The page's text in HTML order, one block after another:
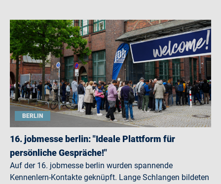
BERLIN
16. jobmesse berlin: "Ideale Plattform für
persönliche Gespräche!"
Auf der 16. jobmesse berlin wurden spannende
Kennenlern-Kontakte geknüpft. Lange Schlangen bildeten